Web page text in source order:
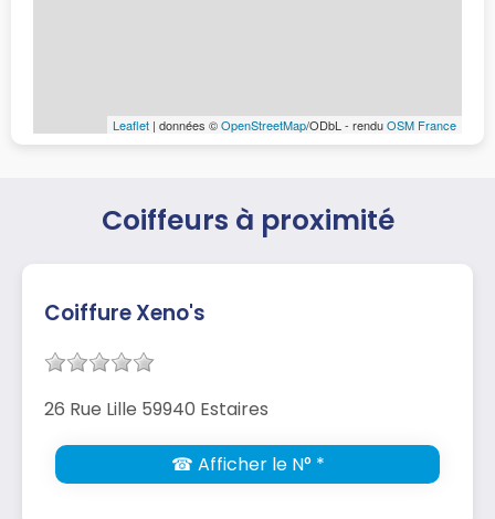
Leaflet | données ©OpenStreetMap/ODbL - renduOSM France
Coiffeurs à proximité
Coiffure Xeno's
26 Rue Lille 59940 Estaires
☎ Afficher le N° *